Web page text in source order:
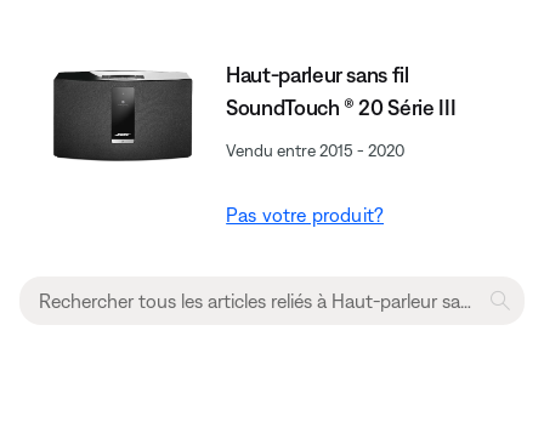
Haut-parleur sans fil
SoundTouch ® 20 Série III
Vendu entre 2015 - 2020
Pas votre produit?